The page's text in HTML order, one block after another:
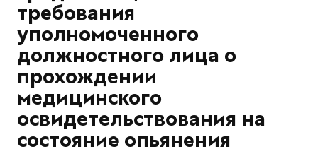
требования
уполномоченного
должностного лица о
прохождении
медицинского
освидетельствования на
состояние опьянения